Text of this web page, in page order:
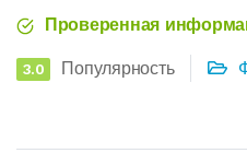
Проверенная
3.0 Популярность